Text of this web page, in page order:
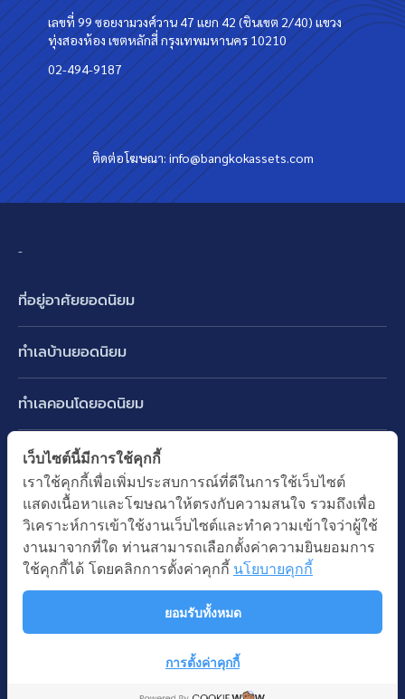
เลขที่ 99 ซอยงามวงศ์วาน 47 แยก 42 (ชินเขต 2/40) แขวง
ทุ่งสองห้อง เขตหลักสี่ กรุงเทพมหานคร 10210
02-494-9187
ติดต่อโฆษณา:info@bangkokassets.com
-
ที่อยู่อาศัยยอดนิยม
ทาวน์เฮ้าส์ ทาวน์โฮม
คอนโดมิเนียม
อาคารพาณิชย์ ตึกแถว
ที่ดินเปล่า
อพาร์ทเม้นท์ หอพัก
ออฟฟิต สำนักงาน
โรงงาน โกดัง
โรงแรม รีสอร์ท
ทำเลบ้านยอดนิยม
บางนา รามคำแหง 2
ปทุมธานี รังสิต ลำลูกกา
นนทบุรี บางใหญ่ บางบัวทอง
ทำเลคอนโดยอดนิยม
พระราม 9
อ่อนนุช ปุณณวิถี
รัชดาภิเษก ห้วยขวาง
ห้าแยกลาดพร้าว
ทำเล BTS ยอดนิยม
BTS ทองหล่อ
BTS เอกมัย
BTS พร้อมพงษ์
BTS อ่อนนุช
ทำเล MRT ยอดนิยม
MRT เพชรบุรี
MRT พระราม 9
คำค้นยอดนิยม
บ้านมือสอง
ซื้อบ้าน ขายบ้าน
สงวนลิขสิทธิ โดยบริษัท บางกอก แอสเซท อินเตอร์กรุ๊ป จำกัด (มหาชน).
เว็บไซต์นี้มีการใช้คุกกี้
เราใช้คุกกี้เพื่อเพิ่มประสบการณ์ที่ดีในการใช้เว็บไซต์
แสดงเนื้อหาและโฆษณาให้ตรงกับความสนใจ รวมถึงเพื่อ
วิเคราะห์การเข้าใช้งานเว็บไซต์และทำความเข้าใจว่าผู้ใช้
งานมาจากที่ใด ท่านสามารถเลือกตั้งค่าความยินยอมการ
ใช้คุกกี้ได้ โดยคลิกการตั้งค่าคุกกี้ นโยบายคุกกี้
ยอมรับทั้งหมด
การตั้งค่าคุกกี้